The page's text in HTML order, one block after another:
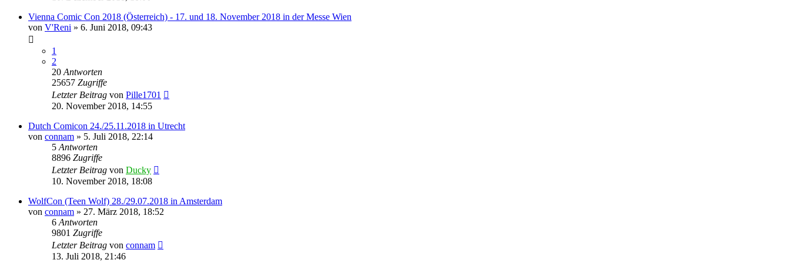
Vienna Comic Con 2018 (Österreich) - 17. und 18. November 2018 in der Messe Wien
von V'Reni » 6. Juni 2018, 09:43
1
2
20 Antworten
25657 Zugriffe
Letzter Beitrag von Pille1701
20. November 2018, 14:55
Dutch Comicon 24./25.11.2018 in Utrecht
von connam » 5. Juli 2018, 22:14
5 Antworten
8896 Zugriffe
Letzter Beitrag von Ducky
10. November 2018, 18:08
WolfCon (Teen Wolf) 28./29.07.2018 in Amsterdam
von connam » 27. März 2018, 18:52
6 Antworten
9801 Zugriffe
Letzter Beitrag von connam
13. Juli 2018, 21:46